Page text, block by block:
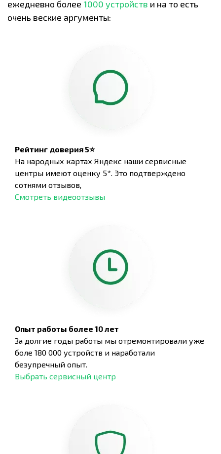
ежедневно более 1000 устройств и на то есть
очень веские аргументы:
Рейтинг доверия 5⭐
На народных картах Яндекс наши сервисные
центры имеют оценку 5*. Это подтверждено
сотнями отзывов,
Смотреть видеоотзывы
Опыт работы более 10 лет
За долгие годы работы мы отремонтировали уже
боле 180 000 устройств и наработали
безупречный опыт.
Выбрать сервисный центр